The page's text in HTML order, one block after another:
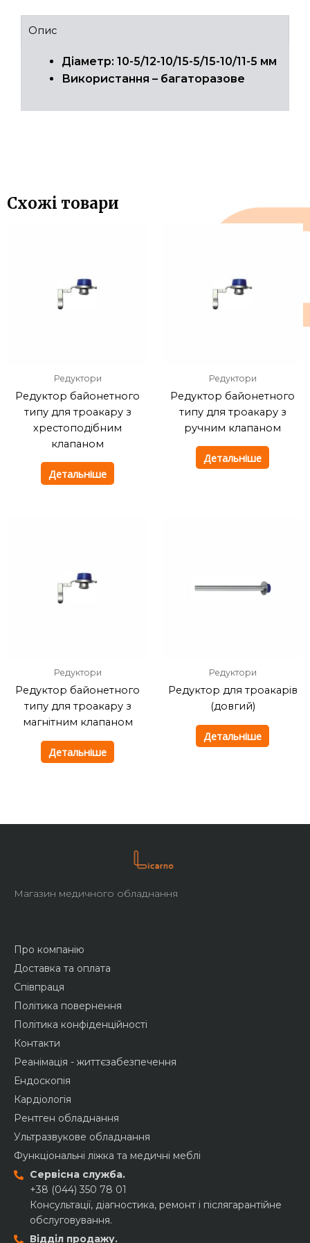
Опис
Діаметр: 10-5/12-10/15-5/15-10/11-5 мм
Використання – багаторазове
Схожі товари
Редуктори
Редуктор байонетного
типу для троакару з
хрестоподібним
клапаном
Детальніше
Редуктори
Редуктор байонетного
типу для троакару з
ручним клапаном
Детальніше
Редуктори
Редуктор байонетного
типу для троакару з
магнітним клапаном
Детальніше
Редуктори
Редуктор для троакарів
(довгий)
Детальніше
Магазин медичного обладнання
Про компанію
Доставка та оплата
Співпраця
Політика повернення
Політика конфіденційності
Контакти
Реанімація - життєзабезпечення
Ендоскопія
Кардіологія
Рентген обладнання
Ультразвукове обладнання
Функціональні ліжка та медичні меблі
Сервісна служба.
+38 (044) 350 78 01
Консультації, діагностика, ремонт і післягарантійне
обслуговування.
Відділ продажу.